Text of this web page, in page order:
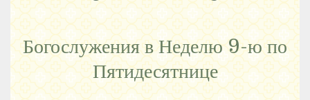
Богослужения в Неделю 9-ю по
Пятидесятнице